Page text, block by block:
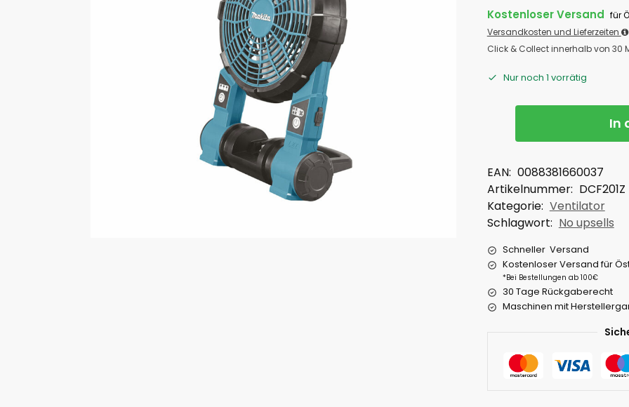
Kostenloser Versand für
Versandkosten und Lieferzeiten
Click & Collect innerhalb von 30
Nur noch 1 vorrätig
In
EAN: 0088381660037
Artikelnummer: DCF201Z
Kategorie: Ventilator
Schlagwort: No upsells
Schneller Versand
Kostenloser Versand für
*Bei Bestellungen ab 100€
30 Tage Rückgaberecht
Maschinen mit